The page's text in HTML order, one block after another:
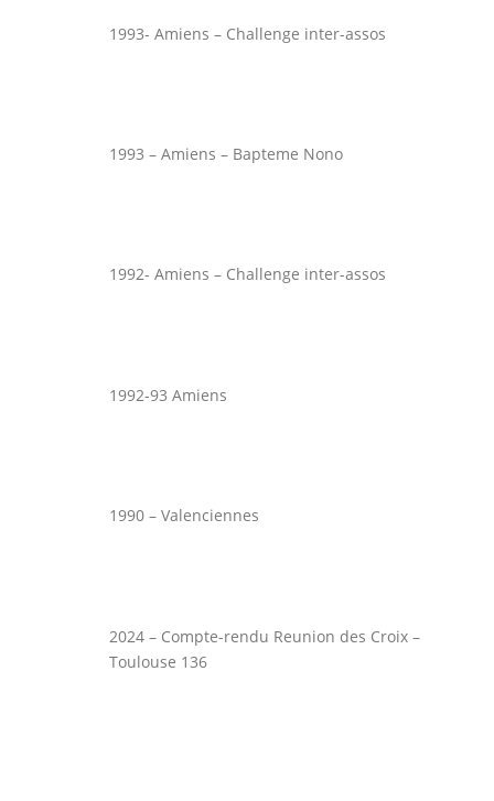
1993- Amiens – Challenge inter-assos
1993 – Amiens – Bapteme Nono
1992- Amiens – Challenge inter-assos
1992-93 Amiens
1990 – Valenciennes
2024 – Compte-rendu Reunion des Croix –
Toulouse 136